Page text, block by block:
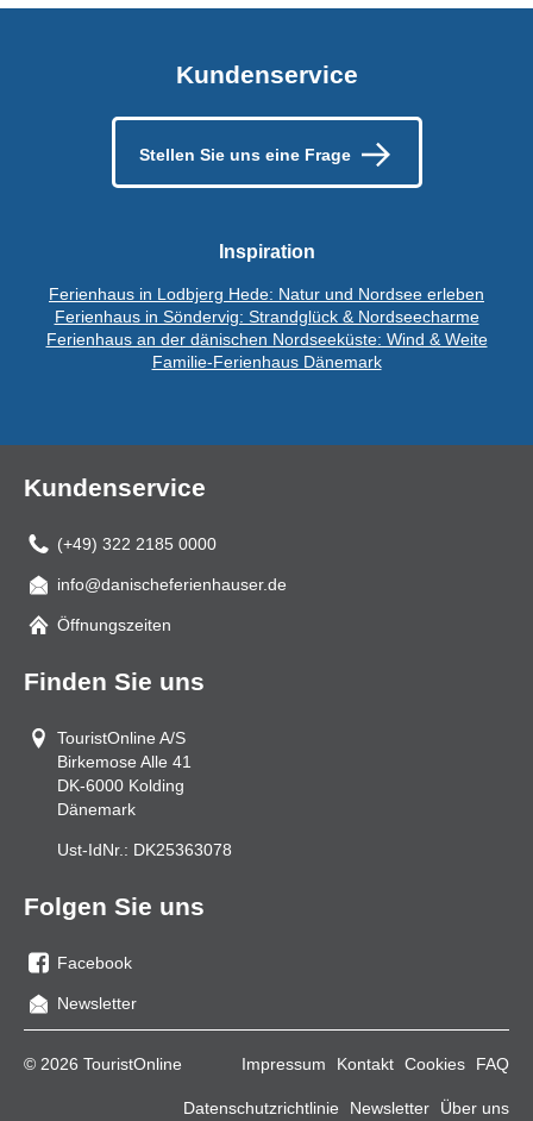
Kundenservice
Stellen Sie uns eine Frage
Inspiration
Ferienhaus in Lodbjerg Hede: Natur und Nordsee erleben
Ferienhaus in Söndervig: Strandglück & Nordseecharme
Ferienhaus an der dänischen Nordseeküste: Wind & Weite
Familie-Ferienhaus Dänemark
Kundenservice
(+49) 322 2185 0000
Mail
info@danischeferienhauser.de
Öffnungszeiten
Finden Sie uns
TouristOnline A/S
Birkemose Alle 41
DK-6000 Kolding
Dänemark
Ust-IdNr.: DK25363078
Folgen Sie uns
Sie
uns
Facebook
Newsletter
© 2026 TouristOnline Impressum Kontakt Cookies FAQ
Datenschutzrichtlinie Newsletter Über uns